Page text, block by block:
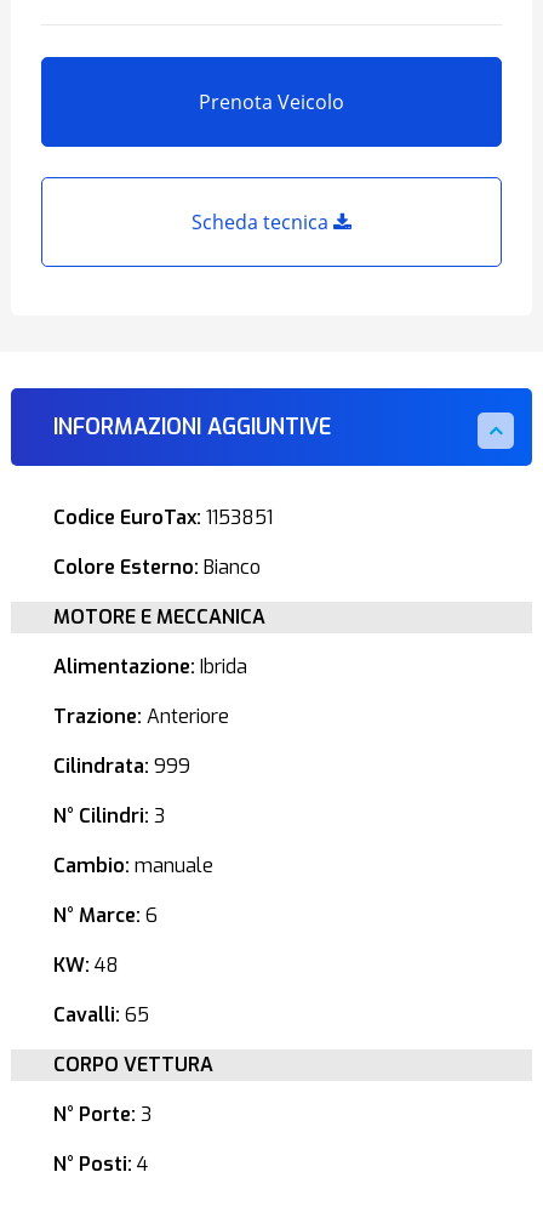
Prenota Veicolo
Scheda tecnica
INFORMAZIONI AGGIUNTIVE
Codice EuroTax: 1153851
Colore Esterno: Bianco
MOTORE E MECCANICA
Alimentazione: Ibrida
Trazione: Anteriore
Cilindrata: 999
N° Cilindri: 3
Cambio: manuale
N° Marce: 6
KW: 48
Cavalli: 65
CORPO VETTURA
N° Porte: 3
N° Posti: 4